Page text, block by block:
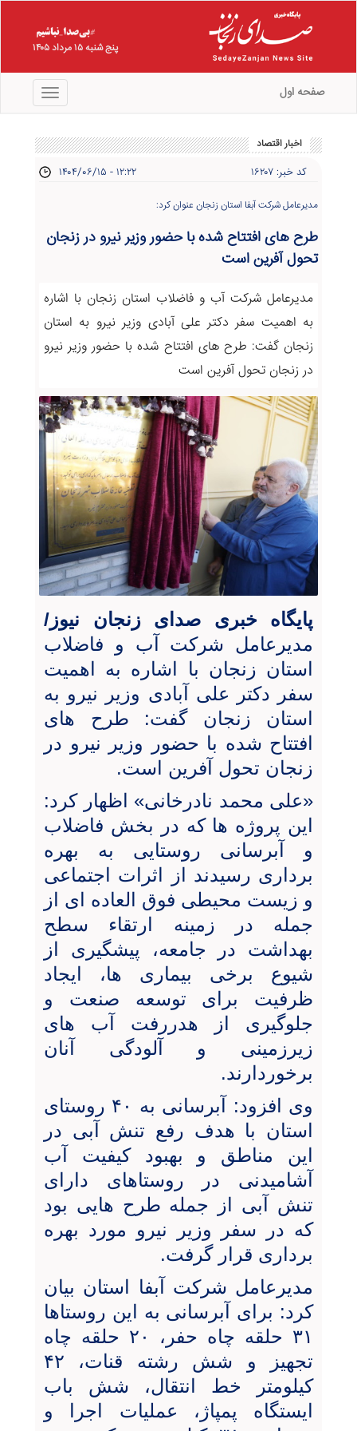
پنج شنبه ۱۵ مرداد ۱۴۰۵
منو صفحه اول
اخبار اقتصاد
کد خبر: ۱۶۲۰۷ ۱۴۰۴/۰۶/۱۵ - ۱۲:۲۲
مدیرعامل شرکت آبفا استان زنجان عنوان کرد:
طرح های افتتاح شده با حضور وزیر نیرو در زنجان
تحول آفرین است
مدیرعامل شرکت آب و فاضلاب استان زنجان با اشاره
به اهمیت سفر دکتر علی آبادی وزیر نیرو به استان
زنجان گفت: طرح های افتتاح شده با حضور وزیر نیرو
در زنجان تحول آفرین است
پایگاه خبری صدای زنجان نیوز/
مدیرعامل شرکت آب و فاضلاب
استان زنجان با اشاره به اهمیت
سفر دکتر علی آبادی وزیر نیرو به
استان زنجان گفت: طرح های
افتتاح شده با حضور وزیر نیرو در
زنجان تحول آفرین است.
«علی محمد نادرخانی» اظهار کرد:
این پروژه ها که در بخش فاضلاب
و آبرسانی روستایی به بهره
برداری رسیدند از اثرات اجتماعی
و زیست محیطی فوق العاده ای از
جمله در زمینه ارتقاء سطح
بهداشت در جامعه، پیشگیری از
شیوع برخی بیماری ها، ایجاد
ظرفیت برای توسعه صنعت و
جلوگیری از هدررفت آب های
زیرزمینی و آلودگی آنان
برخوردارند.
وی افزود: آبرسانی به ۴۰ روستای
استان با هدف رفع تنش آبی در
این مناطق و بهبود کیفیت آب
آشامیدنی در روستاهای دارای
تنش آبی از جمله طرح هایی بود
که در سفر وزیر نیرو مورد بهره
برداری قرار گرفت.
مدیرعامل شرکت آبفا استان بیان
کرد: برای آبرسانی به این روستاها
۳۱ حلقه چاه حفر، ۲۰ حلقه چاه
تجهیز و شش رشته قنات، ۴۲
کیلومتر خط انتقال، شش باب
ایستگاه پمپاژ، عملیات اجرا و